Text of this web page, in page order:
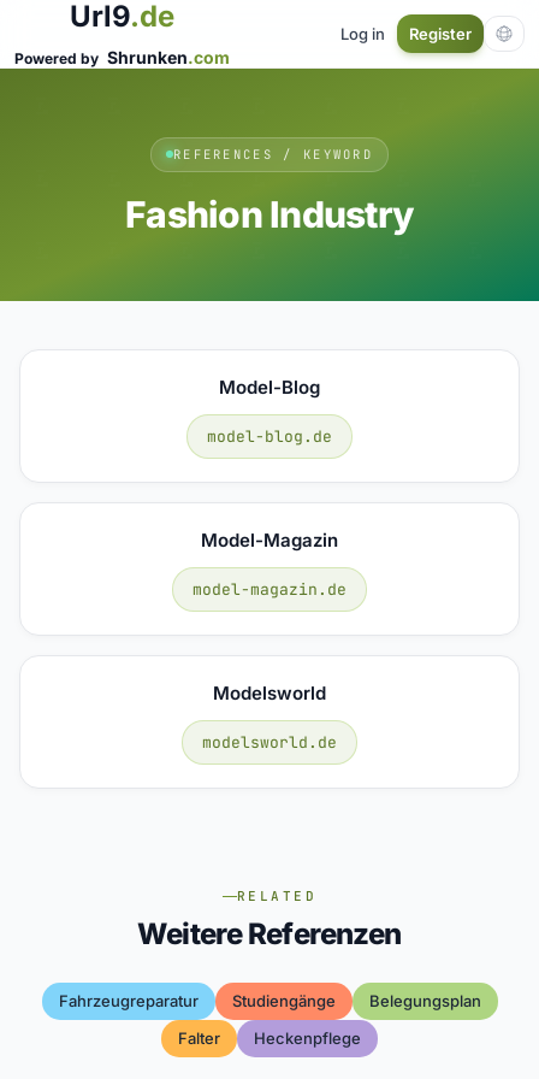
Url9.de
Powered by Shrunken.com
Log in Register
REFERENCES / KEYWORD
Fashion Industry
Model-Blog
model-blog.de
Model-Magazin
model-magazin.de
Modelsworld
modelsworld.de
RELATED
Weitere Referenzen
Fahrzeugreparatur Studiengänge
Belegungsplan
Falter
Heckenpflege